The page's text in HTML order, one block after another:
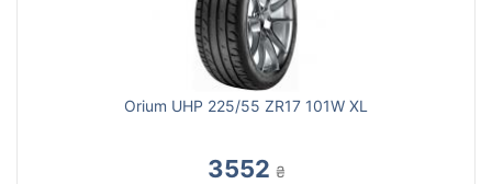
Orium UHP 225/55 ZR17 101W XL
3552 ₴